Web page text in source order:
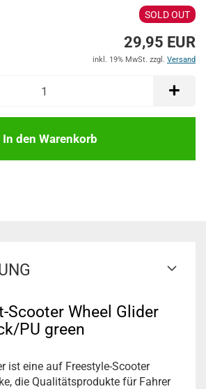
SOLD OUT
29,95 EUR
inkl. 19% MwSt. zzgl. Versand
In den Warenkorb
Scooter Wheel Glider
PU green
ist eine auf Freestyle-Scooter
die Qualitätsprodukte für Fahrer